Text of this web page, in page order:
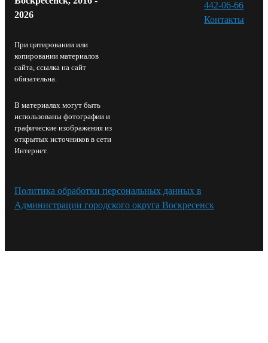
2026
При цитировании или
копировании материалов
сайта, ссылка на сайт
обязательна.
В материалах могут быть
использованы фотографии и
графические изображения из
открытых источников в сети
Интернет.
442-06-66
Контакты⁠
Политика обработки персональных данных в
Администрации городского округа Воскресенск